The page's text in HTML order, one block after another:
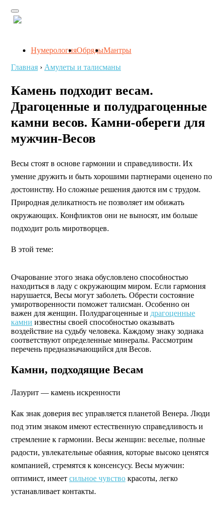
НумерологияОбрядыМантры
Главная › Амулеты и талисманы
Камень подходит весам.
Драгоценные и полудрагоценные
камни весов. Камни-обереги для
мужчин-Весов
Весы стоят в основе гармонии и справедливости. Их
умение дружить и быть хорошими партнерами оценено по
достоинству. Но сложные решения даются им с трудом.
Природная деликатность не позволяет им обижать
окружающих. Конфликтов они не выносят, им больше
подходит роль миротворцев.
В этой теме:
Очарование этого знака обусловлено способностью
находиться в ладу с окружающим миром. Если гармония
нарушается, Весы могут заболеть. Обрести состояние
умиротворенности поможет талисман. Особенно он
важен для женщин. Полудрагоценные и драгоценные
камни известны своей способностью оказывать
воздействие на судьбу человека. Каждому знаку зодиака
соответствуют определенные минералы. Рассмотрим
перечень предназначающийся для Весов.
Камни, подходящие Весам
Лазурит — камень искренности
Как знак доверия вес управляется планетой Венера. Люди
под этим знаком имеют естественную справедливость и
стремление к гармонии. Весы женщин: веселые, полные
радости, увлекательные обаяния, которые высоко ценятся
компанией, стремятся к консенсусу. Весы мужчин:
оптимист, имеет сильное чувство красоты, легко
устанавливает контакты.